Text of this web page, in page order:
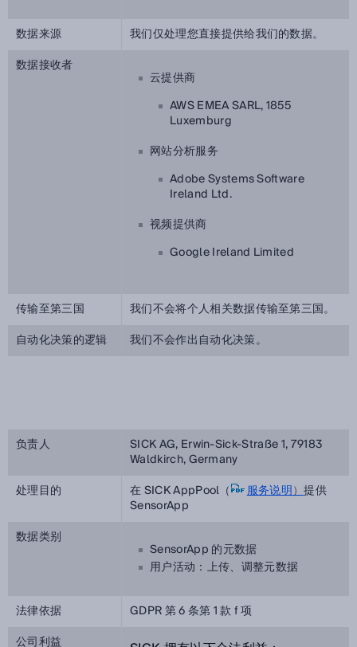
数据来源
我们仅处理您直接提供给我们的数据。
数据接收者
云提供商
AWS EMEA SARL, 1855
Luxemburg
网站分析服务
Adobe Systems Software
Ireland Ltd.
视频提供商
Google Ireland Limited
传输至第三国
我们不会将个人相关数据传输至第三国。
自动化决策的逻辑
我们不会作出自动化决策。
负责人 SICK AG, Erwin-Sick-Straße 1, 79183
Waldkirch, Germany
处理目的
在 SICK AppPool（ 服务说明）提供
SensorApp
数据类别
SensorApp 的元数据
用户活动：上传、调整元数据
法律依据
GDPR 第 6 条第 1 款 f 项
公司利益